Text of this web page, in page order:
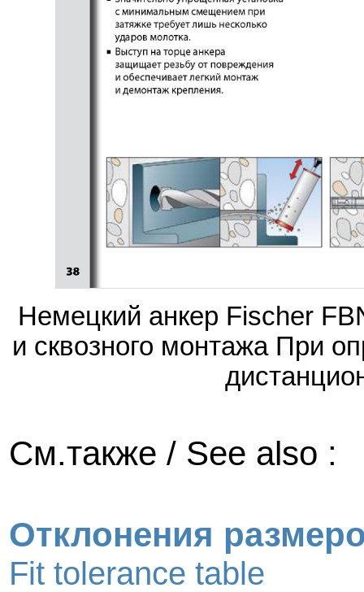
Немецкий анкер Fischer
и сквозного монтажа При
См.также / See also :
Отклонения
Fit tolerance table